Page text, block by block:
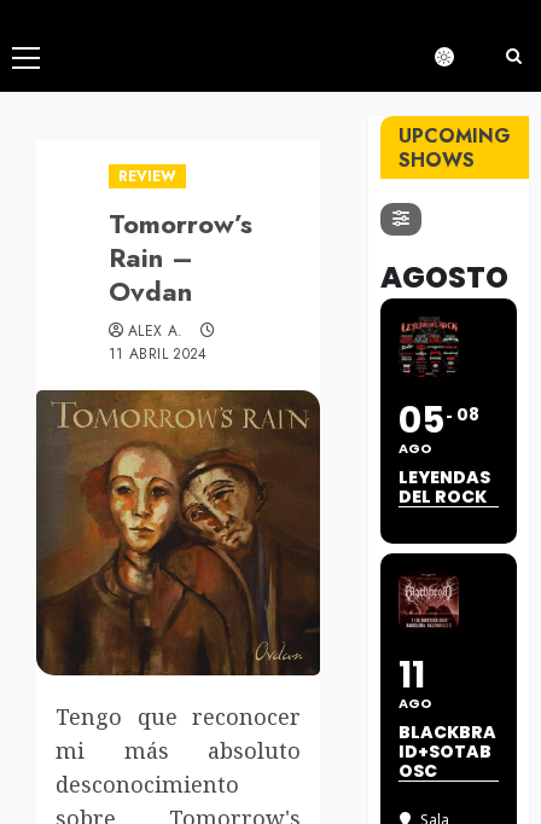
Menú
principal
REVIEW
Tomorrow’s
Rain –
Ovdan
ALEX A.
11 ABRIL 2024
Tengo que reconocer
mi más absoluto
desconocimiento
sobre Tomorrow's
UPCOMING
SHOWS
AGOSTO
05
AGO
08
LEYENDAS
DEL ROCK
11
AGO
BLACKBRA
ID+SOTAB
OSC